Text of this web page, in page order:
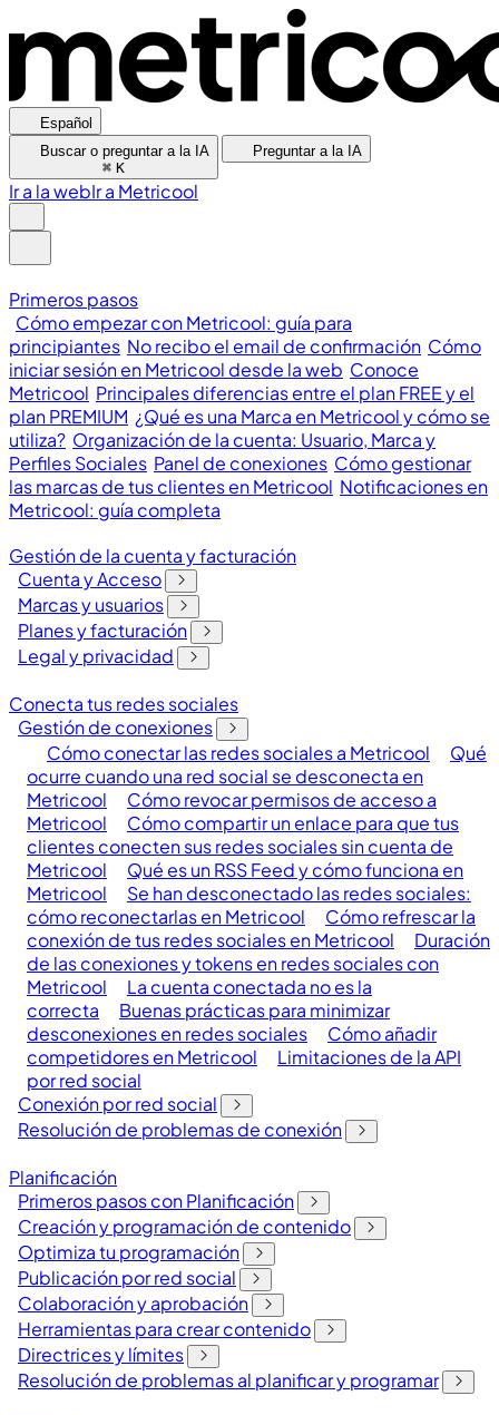
Español
Buscar o preguntar a la IA
⌘ K
Preguntar a la IA
Ir a la webIr a Metricool
Primeros pasos
Cómo empezar con Metricool: guía para
principiantes No recibo el email de confirmación Cómo
iniciar sesión en Metricool desde la web Conoce
Metricool Principales diferencias entre el plan FREE y el
plan PREMIUM ¿Qué es una Marca en Metricool y cómo se
utiliza? Organización de la cuenta: Usuario, Marca y
Perfiles Sociales Panel de conexiones Cómo gestionar
las marcas de tus clientes en Metricool Notificaciones en
Metricool: guía completa
Gestión de la cuenta y facturación
Cuenta y Acceso
Marcas y usuarios
Planes y facturación
Legal y privacidad
Conecta tus redes sociales
Gestión de conexiones
Cómo conectar las redes sociales a Metricool
Qué
ocurre cuando una red social se desconecta en
Metricool
Cómo revocar permisos de acceso a
Metricool
Cómo compartir un enlace para que tus
clientes conecten sus redes sociales sin cuenta de
Metricool
Qué es un RSS Feed y cómo funciona en
Metricool
Se han desconectado las redes sociales:
cómo reconectarlas en Metricool
Cómo refrescar la
conexión de tus redes sociales en Metricool
Duración
de las conexiones y tokens en redes sociales con
Metricool
La cuenta conectada no es la
correcta
Buenas prácticas para minimizar
desconexiones en redes sociales
Cómo añadir
competidores en Metricool
Limitaciones de la API
por red social
Conexión por red social
Resolución de problemas de conexión
Planificación
Primeros pasos con Planificación
Creación y programación de contenido
Optimiza tu programación
Publicación por red social
Colaboración y aprobación
Herramientas para crear contenido
Directrices y límites
Resolución de problemas al planificar y programar